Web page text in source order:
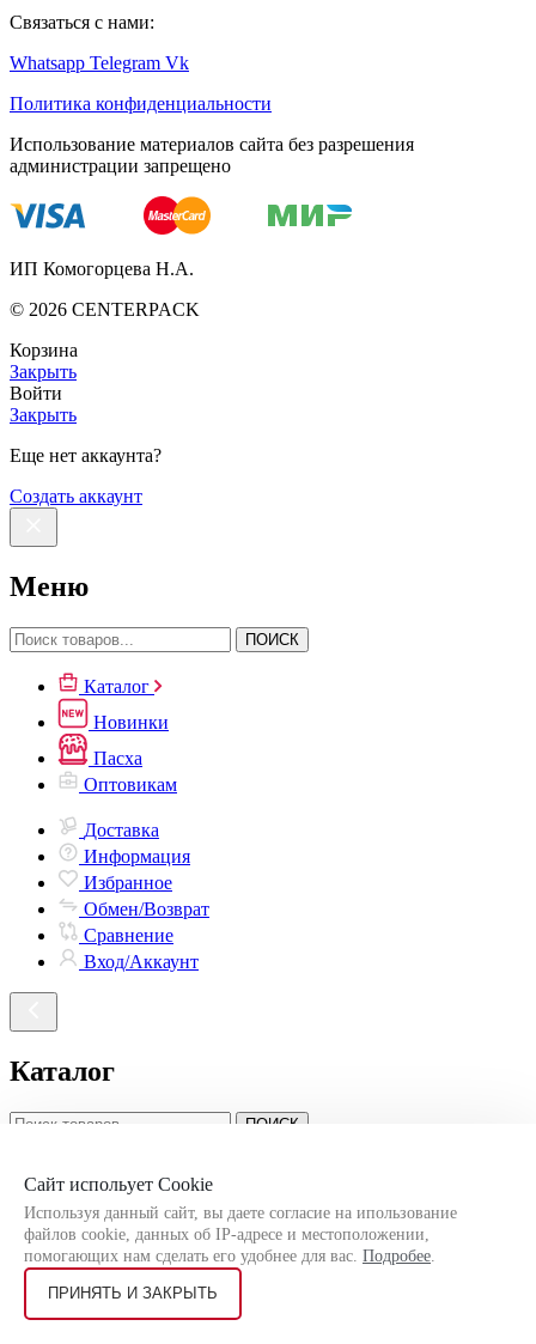
Связаться с нами:
Whatsapp Telegram Vk
Политика конфиденциальности
Использование материалов сайта без разрешения
администрации запрещено
ИП Комогорцева Н.А.
© 2026 CENTERPACK
Корзина
Закрыть
Войти
Закрыть
Еще нет аккаунта?
Создать аккаунт
Сайт испольует Cookie
Используя данный сайт, вы даете согласие на ипользование
файлов cookie, данных об IP-адресе и местоположении,
помогающих нам сделать его удобнее для вас. Подробее.
ПРИНЯТЬ И ЗАКРЫТЬ
Меню
ПОИСК
Каталог
Новинки
Пасха
Оптовикам
Доставка
Информация
Избранное
Обмен/Возврат
Сравнение
Вход/Аккаунт
Каталог
ПОИСК
Новинки
Пасха
Коробка для кондитерских изделий